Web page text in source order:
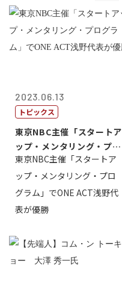
2023.06.13
トピックス
東京NBC主催「スタートア
ップ・メンタリング・プロ
グラム」で...
東京NBC主催「スタートア
ップ・メンタリング・プロ
グラム」でONE ACT浅野代
表が優勝